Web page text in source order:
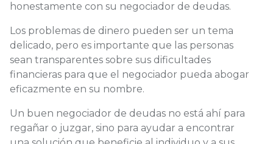
honestamente con su negociador de deudas.
Los problemas de dinero pueden ser un tema
delicado, pero es importante que las personas
sean transparentes sobre sus dificultades
financieras para que el negociador pueda abogar
eficazmente en su nombre.
Un buen negociador de deudas no está ahí para
regañar o juzgar, sino para ayudar a encontrar